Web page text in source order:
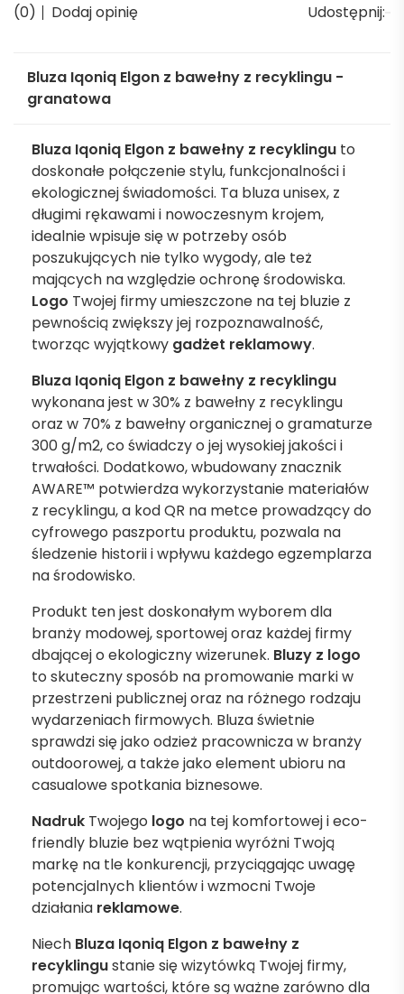
(0) Dodaj opinię Udostępnij:
Bluza Iqoniq Elgon z bawełny z recyklingu -
granatowa
Bluza Iqoniq Elgon z bawełny z recyklingu to
doskonałe połączenie stylu, funkcjonalności i
ekologicznej świadomości. Ta bluza unisex, z
długimi rękawami i nowoczesnym krojem,
idealnie wpisuje się w potrzeby osób
poszukujących nie tylko wygody, ale też
mających na względzie ochronę środowiska.
Logo Twojej firmy umieszczone na tej bluzie z
pewnością zwiększy jej rozpoznawalność,
tworząc wyjątkowy gadżet reklamowy.
Bluza Iqoniq Elgon z bawełny z recyklingu
wykonana jest w 30% z bawełny z recyklingu
oraz w 70% z bawełny organicznej o gramaturze
300 g/m2, co świadczy o jej wysokiej jakości i
trwałości. Dodatkowo, wbudowany znacznik
AWARE™ potwierdza wykorzystanie materiałów
z recyklingu, a kod QR na metce prowadzący do
cyfrowego paszportu produktu, pozwala na
śledzenie historii i wpływu każdego egzemplarza
na środowisko.
Produkt ten jest doskonałym wyborem dla
branży modowej, sportowej oraz każdej firmy
dbającej o ekologiczny wizerunek. Bluzy z logo
to skuteczny sposób na promowanie marki w
przestrzeni publicznej oraz na różnego rodzaju
wydarzeniach firmowych. Bluza świetnie
sprawdzi się jako odzież pracownicza w branży
outdoorowej, a także jako element ubioru na
casualowe spotkania biznesowe.
Nadruk Twojego logo na tej komfortowej i eco-
friendly bluzie bez wątpienia wyróżni Twoją
markę na tle konkurencji, przyciągając uwagę
potencjalnych klientów i wzmocni Twoje
działania reklamowe.
Niech Bluza Iqoniq Elgon z bawełny z
recyklingustanie się wizytówką Twojej firmy,
promując wartości, które są ważne zarówno dla